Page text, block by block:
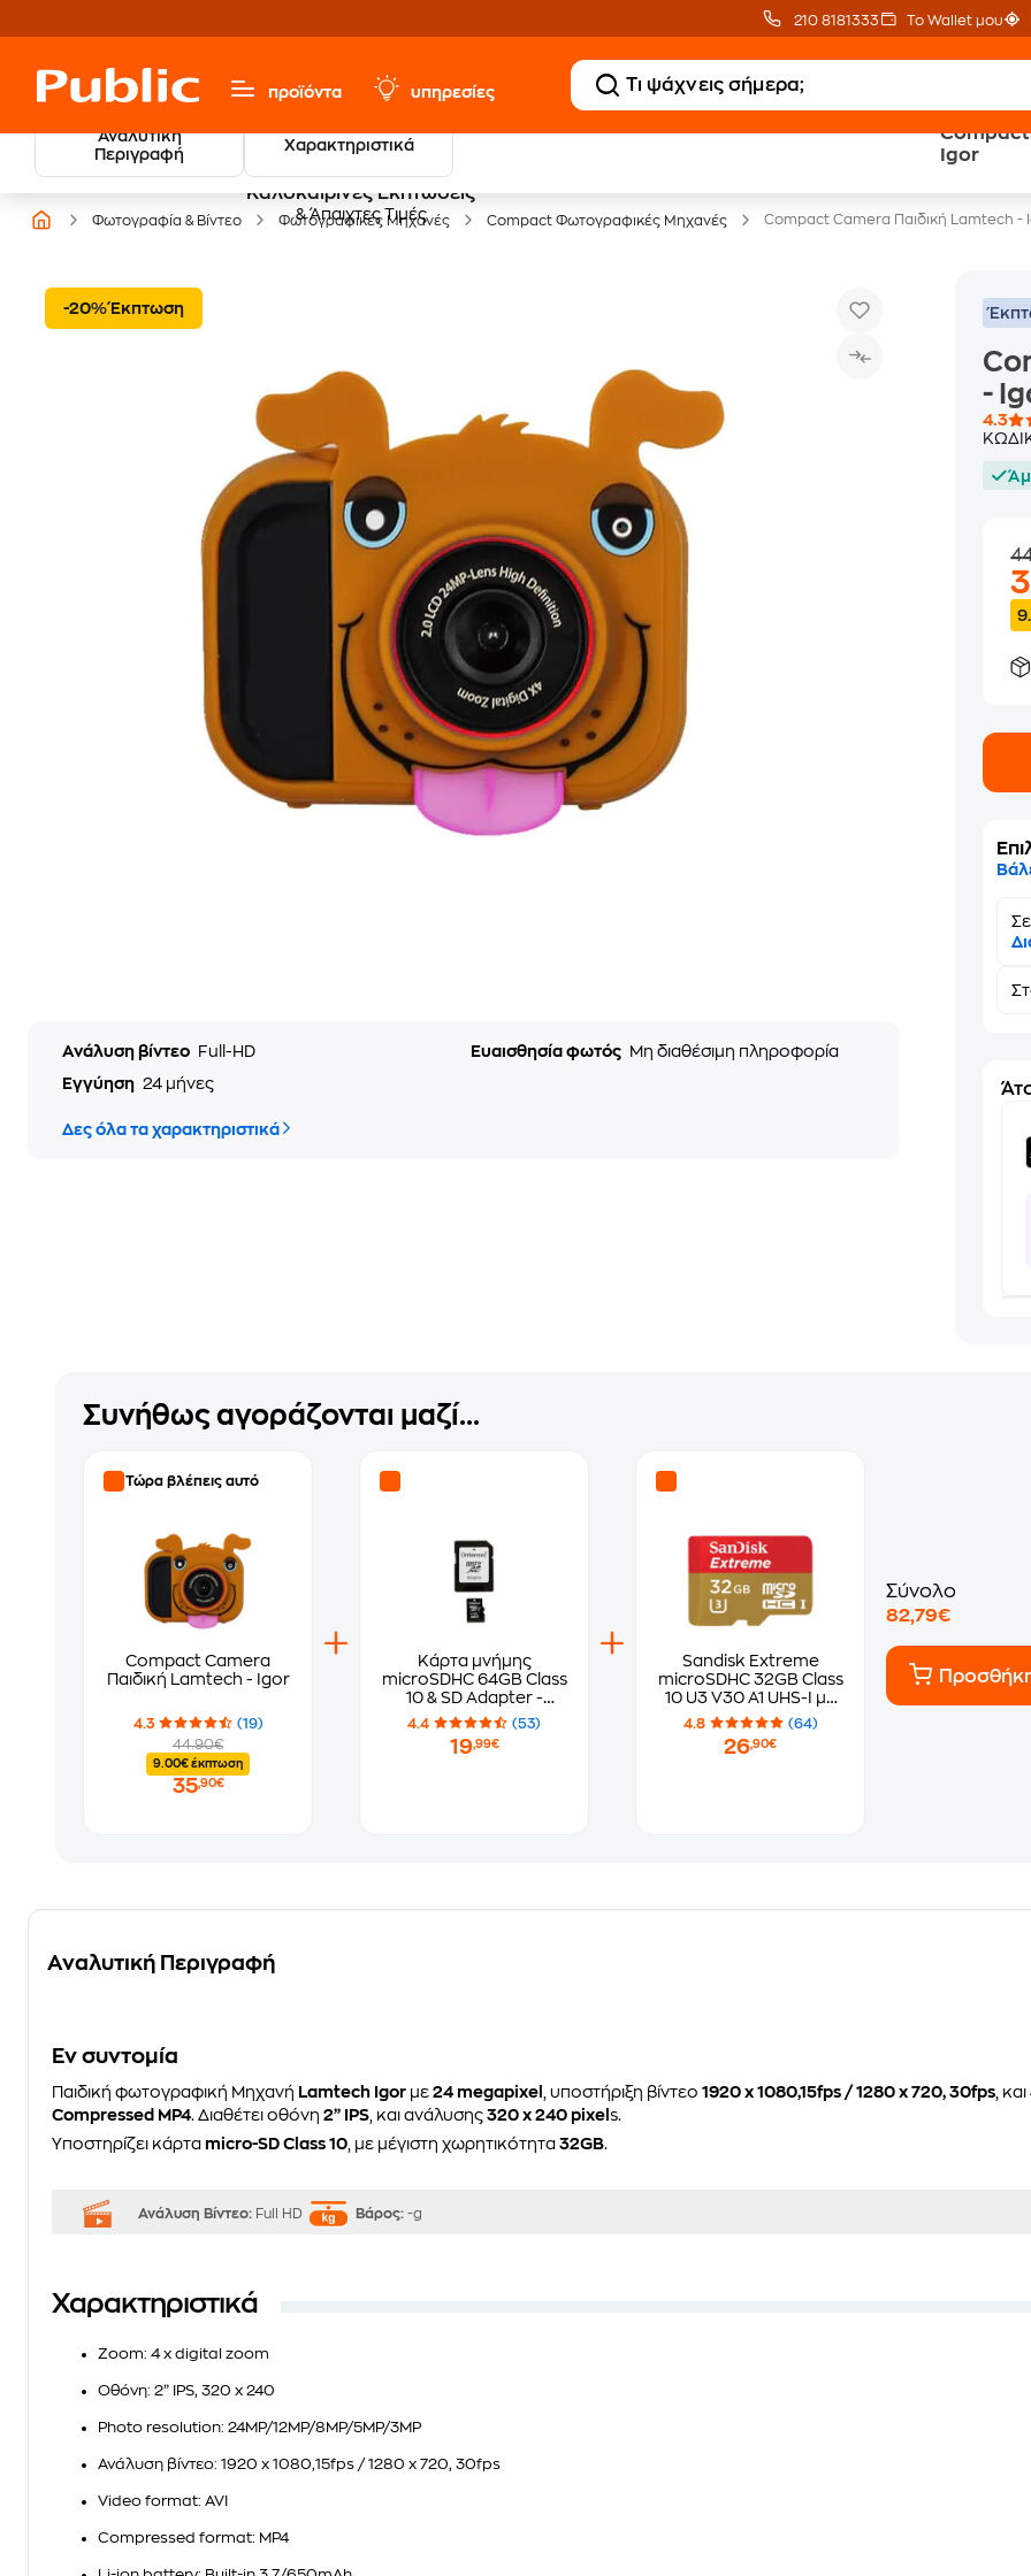
210 8181333 Το Wallet μου
προϊόντα υπηρεσίες
Αναλυτική
Περιγραφή
Χαρακτηριστικά
Compact
Igor
Καλοκαιρινές Εκπτώσεις
& Άπαιχτες Τιμές
Δωρεάν
Φωτογραφία & Βίντεο Φωτογραφικές Μηχανές Compact Φωτογραφικές Μηχανές Compact Camera Παιδική Lamtech -
-20% Έκπτωση
Ανάλυση βίντεο Full-HD Ευαισθησία φωτός
Μη διαθέσιμη πληροφορία
Εγγύηση 24 μήνες
Δες όλα τα χαρακτηριστικά
-
4.3
Συνήθως αγοράζονται μαζί...
Τώρα βλέπεις αυτό
Compact Camera
Παιδική Lamtech - Igor
4.3
(19)
44.90€
9.00€ έκπτωση
35,90€
Κάρτα μνήμης
microSDHC 64GB Class
10 & SD Adapter -
Intenso 3423490
4.4 (53)
19,99€
Sandisk Extreme
microSDHC 32GB Class
10 U3 V30 A1 UHS-I με
αντάπτορα
4.8 (64)
26,90€
Σύνολο
82,79€
Αναλυτική Περιγραφή
Eν συντομία
Παιδική φωτογραφική Μηχανή Lamtech Igor με 24 megapixel , υποστήριξη βίντεο 1920 x 1080,15fps / 1280 x 720, 30fps , και
Compressed MP4. Διαθέτει οθόνη 2” IPS , και ανάλυσης 320 x 240 pixel s.
Υποστηρίζει κάρτα micro-SD Class 10 , με μέγιστη χωρητικότητα 32GB.
Ανάλυση Βίντεο: Full HD Βάρος: -g
Χαρακτηριστικά
Zoom: 4 x digital zoom
Οθόνη: 2” IPS, 320 x 240
Photo resolution: 24MP/12MP/8MP/5MP/3MP
Ανάλυση βίντεο: 1920 x 1080,15fps / 1280 x 720, 30fps
Video format: AVI
Compressed format: MP4